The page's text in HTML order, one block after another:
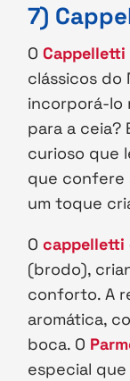
7)
O
clássicos do
incorporá-lo
para a ceia?
curioso que
que confere
um toque
Ocappelletti
(brodo),
conforto. A
aromática,
boca. O
especial